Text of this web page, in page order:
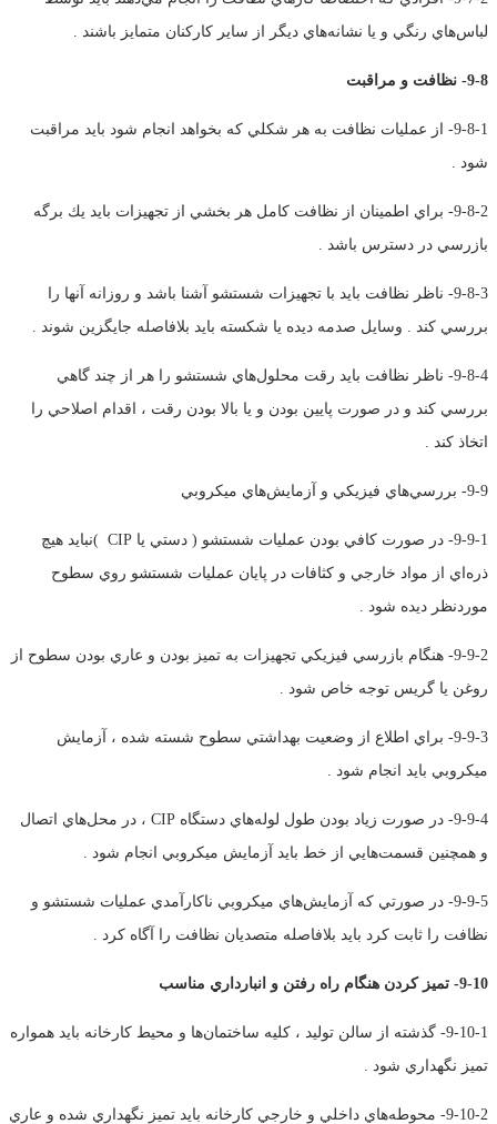
لباس‌هاي رنگي و يا نشانه‌هاي ديگر از ساير كاركنان متمايز باشند .
9-8- نظافت و مراقبت
9-8-1- از عمليات نظافت به هر شكلي كه بخواهد انجام شود بايد مراقبت
شود .
9-8-2- براي اطمينان از نظافت كامل هر بخشي از تجهيزات بايد يك برگه
بازرسي در دسترس باشد .
9-8-3- ناظر نظافت بايد با تجهيزات شستشو آشنا باشد و روزانه آنها را
بررسي كند . وسايل صدمه ديده يا شكسته بايد بلافاصله جايگزين شوند .
9-8-4- ناظر نظافت بايد رقت محلول‌هاي شستشو را هر از چند گاهي
بررسي كند و در صورت پايين بودن و يا بالا بودن رقت ، اقدام اصلاحي را
اتخاذ كند .
9-9- بررسي‌هاي فيزيكي و آزمايش‌‌هاي ميكروبي
9-9-1- در صورت كافي بودن عمليات شستشو ( دستي يا CIP )نبايد هيچ
ذره‌اي از مواد خارجي و كثافات در پايان عمليات شستشو روي سطوح
موردنظر ديده شود .
9-9-2- هنگام بازرسي فيزيكي تجهيزات به تميز بودن و عاري بودن سطوح از
روغن يا گريس توجه خاص شود .
9-9-3- براي اطلاع از وضعيت بهداشتي سطوح شسته شده ، آزمايش
ميكروبي بايد انجام شود .
9-9-4- در صورت زياد بودن طول لوله‌هاي دستگاه CIP ، در محل‌هاي اتصال
و همچنين قسمت‌هايي از خط بايد آزمايش ميكروبي انجام شود .
9-9-5- در صورتي كه آزمايش‌هاي ميكروبي ناكارآمدي عمليات شستشو و
نظافت را ثابت كرد بايد بلافاصله متصديان نظافت را آگاه كرد .
9-10- تميز كردن هنگام راه رفتن و انبارداري مناسب
9-10-1- گذشته از سالن توليد ، كليه ساختمان‌ها و محيط كارخانه بايد همواره
تميز نگهداري شود .
9-10-2- محوطه‌هاي داخلي و خارجي كارخانه بايد تميز نگهداري شده و عاري